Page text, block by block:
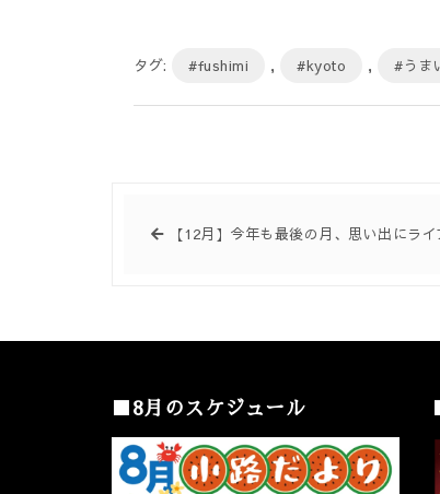
タグ: #fushimi , #kyoto , #うま
【12月】今年も最後の月、思い出にラ
■8月のスケジュール